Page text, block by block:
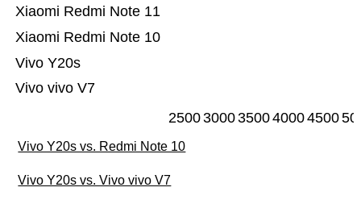
Vivo vivo V7
Vivo Y20s
Xiaomi Redmi Note 10
Xiaomi Redmi Note 11
25003000350040004500
Vivo Y20s vs. Redmi Note 10
Vivo Y20s vs. Vivo vivo V7